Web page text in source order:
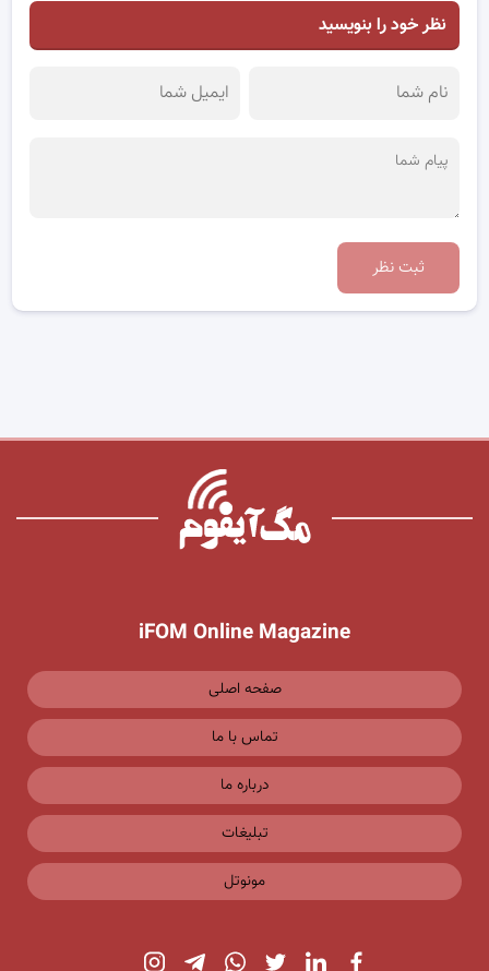
نظر خود را بنویسید
ثبت نظر
iFOM Online Magazine
صفحه اصلی
تماس با ما
درباره ما
تبلیغات
مونوتل